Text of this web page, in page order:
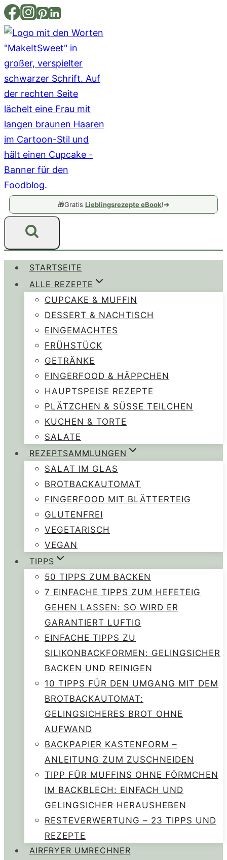
Zum
Inhalt
springen
🎁Gratis Lieblingsrezepte eBook!➔
STARTSEITE
ALLE REZEPTE
CUPCAKE & MUFFIN
DESSERT & NACHTISCH
EINGEMACHTES
FRÜHSTÜCK
GETRÄNKE
FINGERFOOD & HÄPPCHEN
HAUPTSPEISE REZEPTE
PLÄTZCHEN & SÜSSE TEILCHEN
KUCHEN & TORTE
SALATE
REZEPTSAMMLUNGEN
SALAT IM GLAS
BROTBACKAUTOMAT
FINGERFOOD MIT BLÄTTERTEIG
GLUTENFREI
VEGETARISCH
VEGAN
TIPPS
50 TIPPS ZUM BACKEN
7 EINFACHE TIPPS ZUM HEFETEIG
GEHEN LASSEN: SO WIRD ER
GARANTIERT LUFTIG
EINFACHE TIPPS ZU
SILIKONBACKFORMEN: GELINGSICHER
BACKEN UND REINIGEN
10 TIPPS FÜR DEN UMGANG MIT DEM
BROTBACKAUTOMAT:
GELINGSICHERES BROT OHNE
AUFWAND
BACKPAPIER KASTENFORM –
ANLEITUNG ZUM ZUSCHNEIDEN
TIPP FÜR MUFFINS OHNE FÖRMCHEN
IM BACKBLECH: EINFACH UND
GELINGSICHER HERAUSHEBEN
RESTEVERWERTUNG – 23 TIPPS UND
REZEPTE
AIRFRYER UMRECHNER